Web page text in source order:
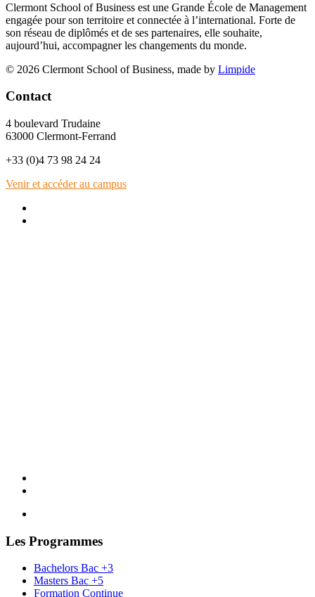
Clermont School of Business est une Grande École de Management
engagée pour son territoire et connectée à l’international. Forte de
son réseau de diplômés et de ses partenaires, elle souhaite,
aujourd’hui, accompagner les changements du monde.
© 2026 Clermont School of Business, made by Limpide
Contact
4 boulevard Trudaine
63000 Clermont-Ferrand
+33 (0)4 73 98 24 24
Venir et accéder au campus
Les Programmes
Bachelors Bac +3
Masters Bac +5
Formation Continue